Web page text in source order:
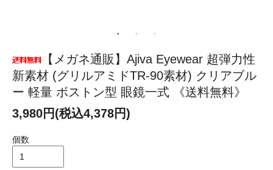
【メガネ通販】Ajiva Eyewear 超弾力性
新素材 (グリルアミドTR-90素材) クリアブル
ー 軽量 ボストン型 眼鏡一式 《送料無料》
3,980円(税込4,378円)
個数